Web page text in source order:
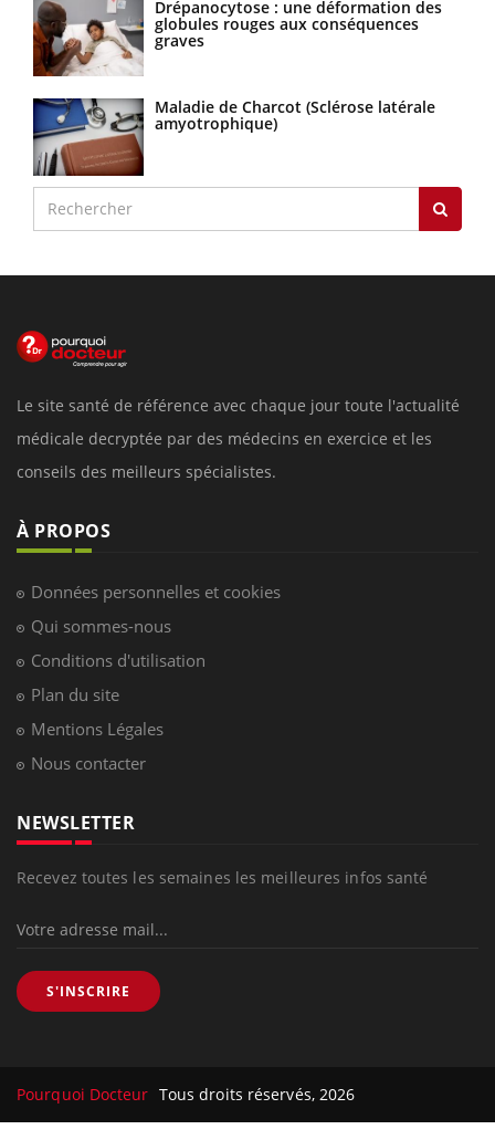
Drépanocytose : une déformation des
globules rouges aux conséquences
graves
Maladie de Charcot (Sclérose latérale
amyotrophique)
Le site santé de référence avec chaque jour toute l'actualité
médicale decryptée par des médecins en exercice et les
conseils des meilleurs spécialistes.
À PROPOS
Données personnelles et cookies
Qui sommes-nous
Conditions d'utilisation
Plan du site
Mentions Légales
Nous contacter
NEWSLETTER
Recevez toutes les semaines les meilleures infos santé
S'INSCRIRE
Pourquoi Docteur Tous droits réservés, 2026